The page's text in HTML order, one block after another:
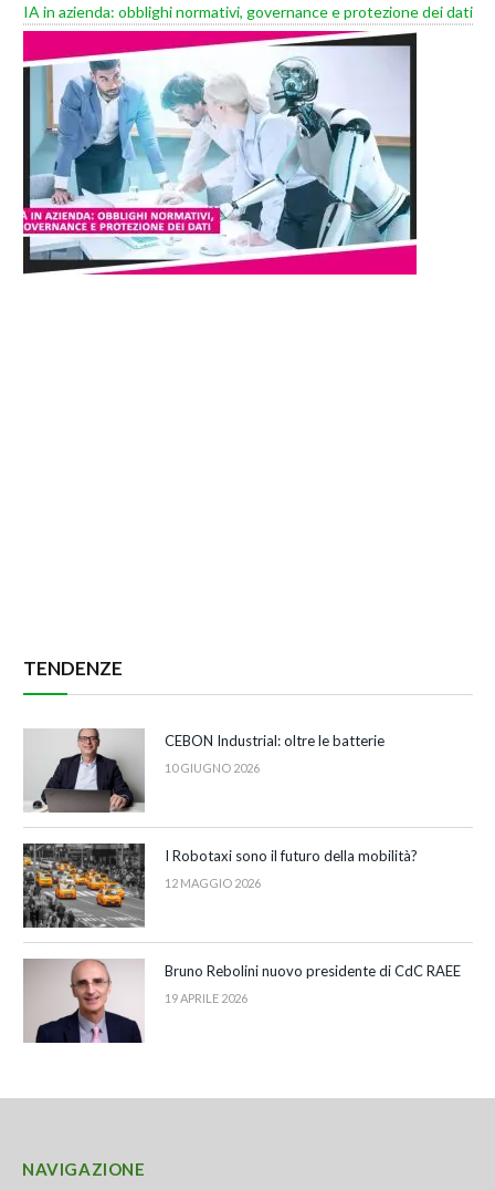
IA in azienda: obblighi normativi, governance e protezione dei dati
TENDENZE
CEBON Industrial: oltre le batterie
10 GIUGNO 2026
I Robotaxi sono il futuro della mobilità?
12 MAGGIO 2026
Bruno Rebolini nuovo presidente di CdC RAEE
19 APRILE 2026
NAVIGAZIONE